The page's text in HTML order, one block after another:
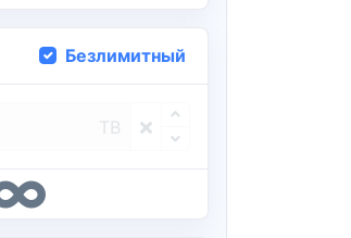
Безлимитный
TB